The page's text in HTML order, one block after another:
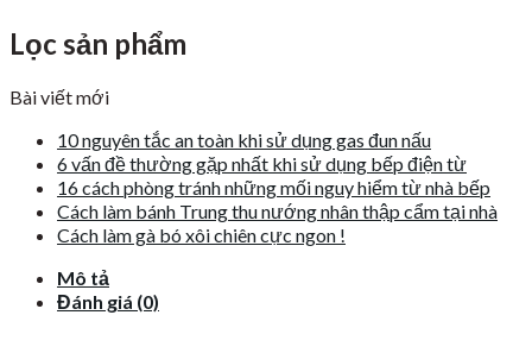
Lọc sản phẩm
Bài viết mới
10 nguyên tắc an toàn khi sử dụng gas đun nấu
6 vấn đề thường gặp nhất khi sử dụng bếp điện từ
16 cách phòng tránh những mối nguy hiểm từ nhà bếp
Cách làm bánh Trung thu nướng nhân thập cẩm tại nhà
Cách làm gà bó xôi chiên cực ngon !
Mô tả
Đánh giá (0)